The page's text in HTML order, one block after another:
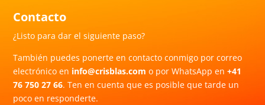
Contacto
¿Listo para dar el siguiente paso?
También puedes ponerte en contacto conmigo por correo
electrónico en info@crisblas.com o por WhatsApp en+41
76 750 27 66. Ten en cuenta que es posible que tarde un
poco en responderte.